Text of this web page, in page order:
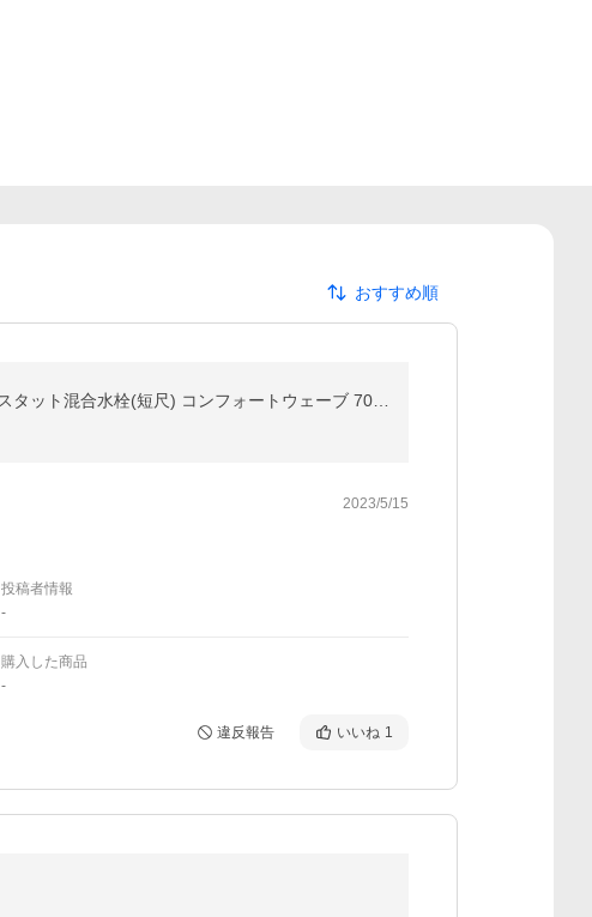
おすすめ順
2023/5/15
投稿者情報
-
購入した商品
-
違反報告 いいね 1